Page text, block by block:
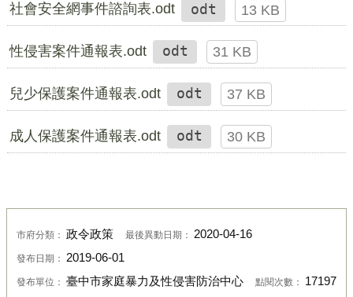
社會安全網事件諮詢表.odt odt 13 KB
性侵害案件通報表.odt odt 31 KB
兒少保護案件通報表.odt odt 37 KB
成人保護案件通報表.odt odt 30 KB
市府分類： 政令政策 最後異動日期： 2020-04-16
發布日期： 2019-06-01
發布單位： 臺中市家庭暴力及性侵害防治中心 點閱次數： 17197